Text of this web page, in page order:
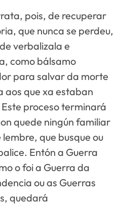
pois, de recuperar
que nunca se perdeu,
verbalizala e
como bálsamo
para salvar da morte
aos que xa estaban
proceso terminará
quede ningún familiar
lembre, que busque ou
Entón a Guerra
o foi a Guerra da
ou as Guerras
quedará